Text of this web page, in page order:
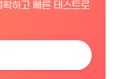
하고 빠른 테스트로